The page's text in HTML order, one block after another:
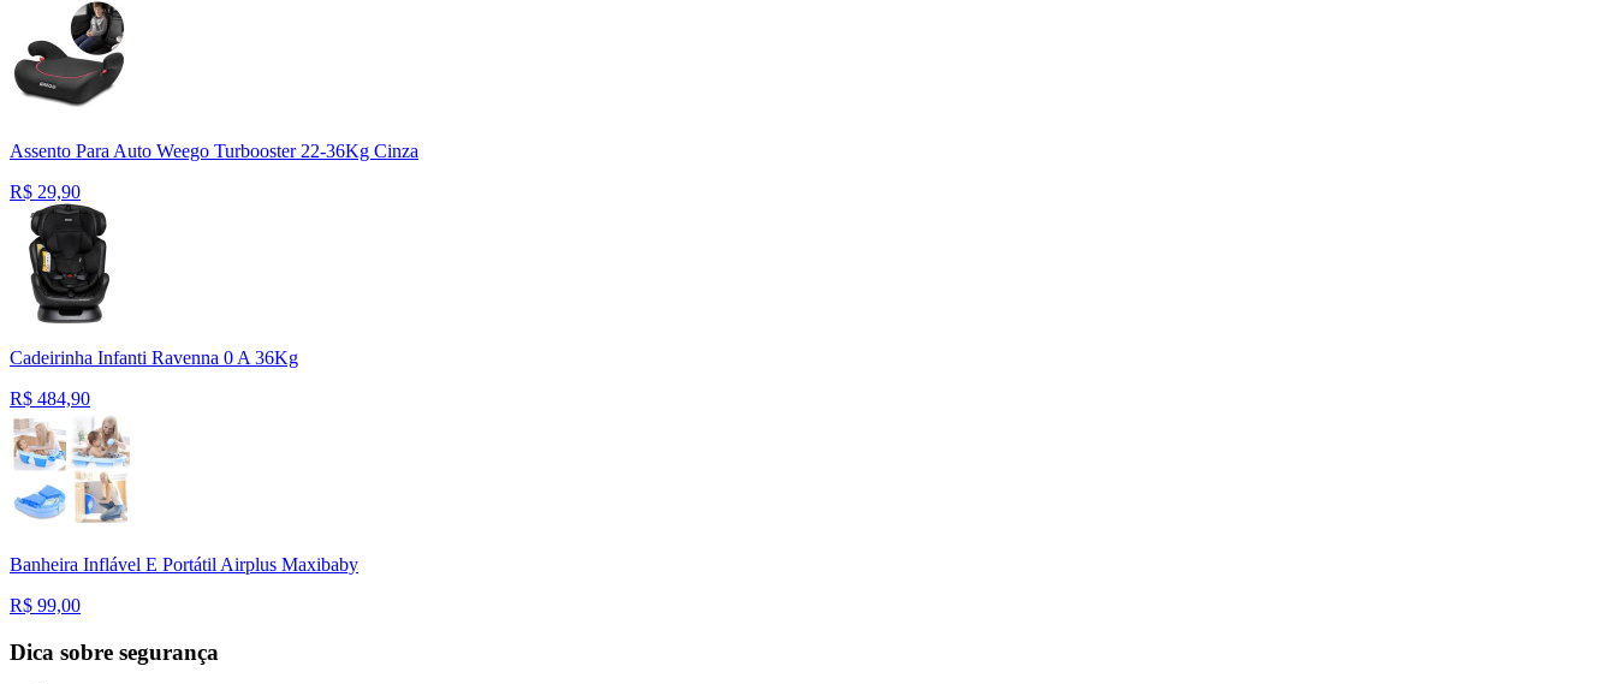
Assento Para Auto Weego Turbooster 22-36Kg Cinza
R$ 29,90
Cadeirinha Infanti Ravenna 0 A 36Kg
R$ 484,90
Banheira Inflável E Portátil Airplus Maxibaby
R$ 99,00
Dica sobre segurança